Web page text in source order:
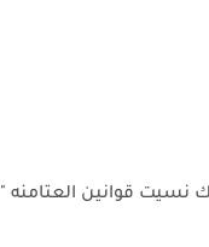
نسيت قوانين العتامنه "